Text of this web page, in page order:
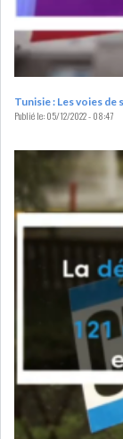
FISCALITE
Tunisie : Les voies
Publié le:05/12/2022 - 08:47